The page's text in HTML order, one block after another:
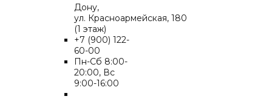
Дону,
ул. Красноармейская, 180
(1 этаж)
+7 (900) 122-
60-00
Пн-Cб 8:00-
20:00, Вс
9:00-16:00